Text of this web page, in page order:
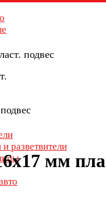
разветвители
подвес
мм